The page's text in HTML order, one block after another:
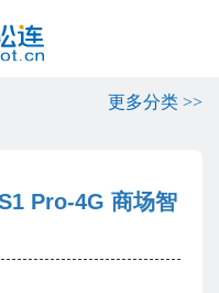
更多分类 >>
Pro-4G 商场智